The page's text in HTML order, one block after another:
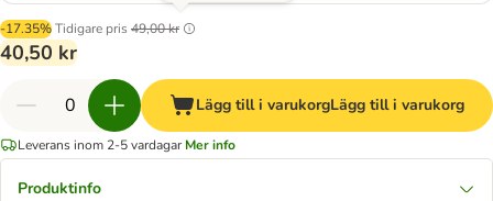
-17.35%Tidigare pris 49,00 kr
40,50 kr
Lägg till i varukorgLägg till i varukorg
Leverans inom 2-5 vardagar Mer info
Produktinfo